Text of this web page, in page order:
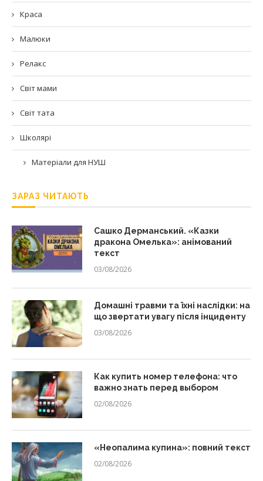
Краса
Малюки
Релакс
Світ мами
Світ тата
Школярі
Матеріали для НУШ
ЗАРАЗ ЧИТАЮТЬ
Сашко Дерманський. «Казки
дракона Омелька»: анімований
текст
03/08/2026
Домашні травми та їхні наслідки: на
що звертати увагу після інциденту
03/08/2026
Как купить номер телефона: что
важно знать перед выбором
02/08/2026
«Неопалима купина»: повний текст
02/08/2026